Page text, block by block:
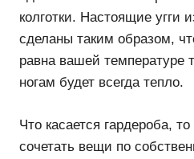
колготки. Настоящие угги
сделаны таким образом,
равна вашей температуре
ногам будет всегда тепло.
Что касается гардероба,
сочетать вещи по